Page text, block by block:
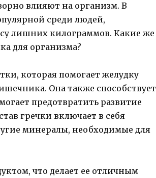
влияют на организм. В
среди людей,
лишних килограммов. Какие же
для организма?
которая помогает желудку
Она также способствует
предотвратить развитие
гречки включает в себя
минералы, необходимые для
что делает ее отличным